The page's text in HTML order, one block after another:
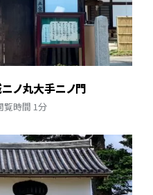
ノ丸大手ニノ門
覧時間 1分